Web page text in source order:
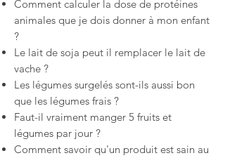
Comment calculer la dose de protéines
animales que je dois donner à mon enfant
?
Le lait de soja peut il remplacer le lait de
vache ?
Les légumes surgelés sont-ils aussi bon
que les légumes frais ?
Faut-il vraiment manger 5 fruits et
légumes par jour ?
Comment savoir qu'un produit est sain au